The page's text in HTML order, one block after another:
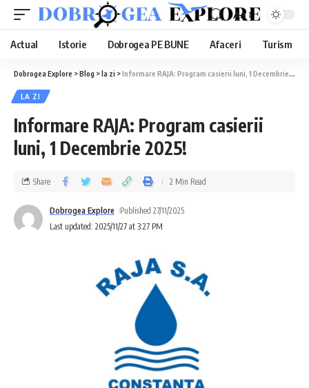
Aa
Actual Istorie Dobrogea PE BUNE Afaceri Turism
Dobrogea Explore >Blog >la zi >Informare RAJA: Program casierii luni, 1 Decembrie 2025!
LA ZI
Informare RAJA: Program casierii
luni, 1 Decembrie 2025!
Last updated: 2025/11/27 at 3:27 PM
Dobrogea Explore Published 27/11/2025
Share 2 Min Read